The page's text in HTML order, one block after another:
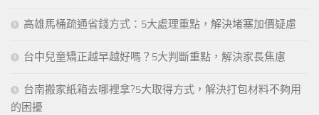
高雄馬桶疏通省錢方式：5大處理重點，解決堵塞加價疑慮
台中兒童矯正越早越好嗎？5大判斷重點，解決家長焦慮
台南搬家紙箱去哪裡拿?5大取得方式，解決打包材料不夠用
的困擾